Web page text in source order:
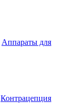
Аппараты для
Контрацепция